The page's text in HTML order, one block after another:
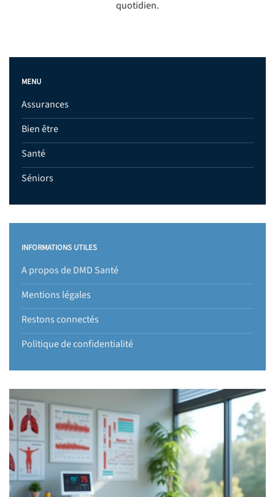
quotidien.
MENU
Assurances
Bien être
Santé
Séniors
INFORMATIONS UTILES
A propos de DMD Santé
Mentions légales
Restons connectés
Politique de confidentialité